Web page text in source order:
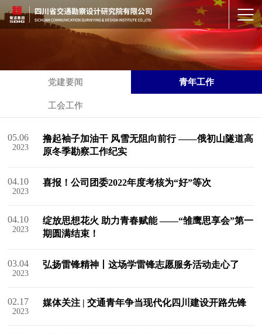
党建要闻 青年工作
工会工作
05.06
2023
撸起袖子加油干 风雪无阻向前行 ——俄初山隧道高
原冬季勘察工作纪实
04.10
2023
喜报！公司团委2022年度考核为“好”等次
04.10
2023
绽放思想花火 助力青春赋能 ——“雏鹰思享会”第一
期圆满结束！
03.04
2023
弘扬雷锋精神丨这场学雷锋志愿服务活动走心了
02.17
2023
媒体关注 | 交通青年争当现代化四川建设开路先锋